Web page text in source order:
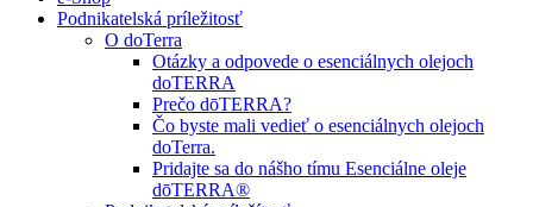
Podnikatelská príležitosť
O doTerra
Otázky a odpovede o esenciálnych olejoch
doTERRA
Prečo dōTERRA?
Čo byste mali vedieť o esenciálnych olejoch
doTerra.
Pridajte sa do nášho tímu Esenciálne oleje
dōTERRA®